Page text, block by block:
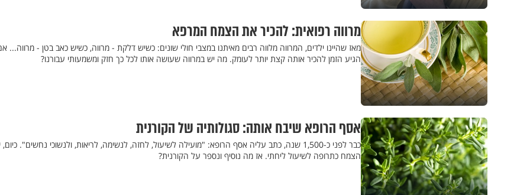
מרווה רפואית: להכיר את הצמח המרפא
מאז שהיינו ילדים, המרווה מלווה רבים מאיתנו במצבי חולי שונים: כשיש דלקת - מרווה, כשיש כאב בטן - מרווה...
הגיע הזמן להכיר אותה קצת יותר לעומק. מה יש במרווה שעושה אותו לכל כך חזק ומשמעותי עבורנו?
אסף הרופא שיבח אותה: סגולותיה של הקורנית
כבר לפני כ-1,500 שנה, כתב עליה אסף הרופא: "מועילה לשיעול, לחזה, לנשימה, לריאות, ולנשוכי נחשים". כיום,
הצמח כתרופה לשיעול ליחתי. אז מה נוסיף ונספר על הקורנית?